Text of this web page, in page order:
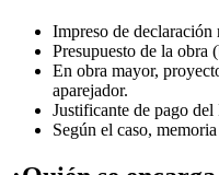
Impreso de declaración
Presupuesto de la obra
En obra mayor,
aparejador.
Justificante de pago
Según el caso,